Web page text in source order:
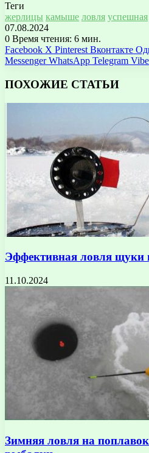
Теги
жерлицы камыше ловля успешная
07.08.2024
0 Время чтения: 6 мин.
Facebook X Pinterest Вконтакте
Messenger WhatsApp Telegram
ПОХОЖИЕ СТАТЬИ
Эффективная ловля
11.10.2024
Зимняя ловля на